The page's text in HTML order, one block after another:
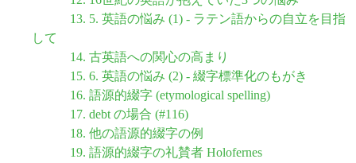
13. 5. 英語の悩み (1) - ラテン語からの自立を目指
して
14. 古英語への関心の高まり
15. 6. 英語の悩み (2) - 綴字標準化のもがき
16. 語源的綴字 (etymological spelling)
17. debt の場合 (#116)
18. 他の語源的綴字の例
19. 語源的綴字の礼賛者 Holofernes